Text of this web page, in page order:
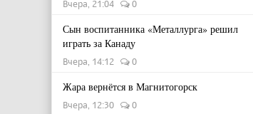
Вчера, 21:04 0
Сын воспитанника «Металлурга» решил
играть за Канаду
Вчера, 14:12 0
Жара вернётся в Магнитогорск
Вчера, 12:30 0